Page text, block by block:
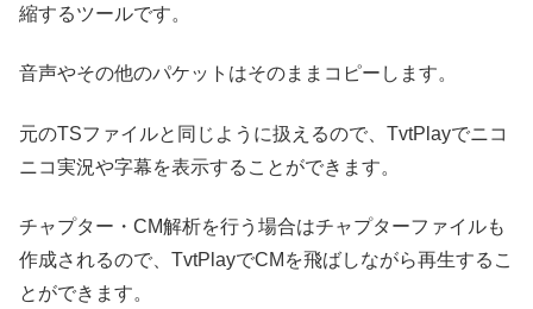
縮するツールです。
音声やその他のパケットはそのままコピーします。
元のTSファイルと同じように扱えるので、TvtPlayでニコ
ニコ実況や字幕を表示することができます。
チャプター・CM解析を行う場合はチャプターファイルも
作成されるので、TvtPlayでCMを飛ばしながら再生するこ
とができます。